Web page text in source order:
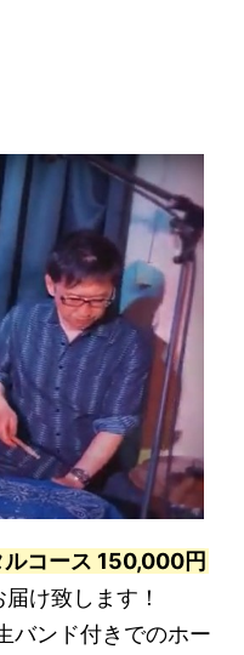
コース 150,000円
け致します！
バンド付きでのホー